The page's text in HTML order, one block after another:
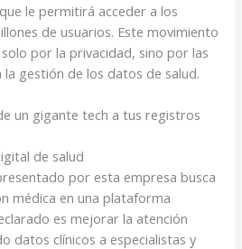
le permitirá acceder a los
de usuarios. Este movimiento
por la privacidad, sino por las
gestión de los datos de salud.
un gigante tech a tus registros
de salud
por esta empresa busca
médica en una plataforma
es mejorar la atención
datos clínicos a especialistas y